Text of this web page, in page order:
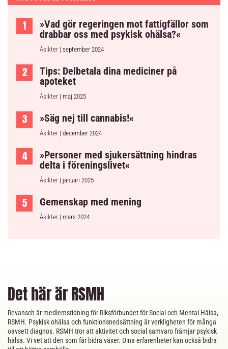
»Vad gör regeringen mot fattigfällor som
drabbar oss med psykisk ohälsa?«
Åsikter | september 2024
Tips: Delbetala dina mediciner på
apoteket
Åsikter | maj 2025
»Säg nej till cannabis!«
Åsikter | december 2024
»Personer med sjukersättning hindras
delta i föreningslivet«
Åsikter | januari 2025
Gemenskap med mening
Åsikter | mars 2024
Det här är RSMH
Revansch är medlemstidning för Riksförbundet för Social och Mental Hälsa,
RSMH. Psykisk ohälsa och funktionsnedsättning är verkligheten för många
oavsett diagnos. RSMH tror att aktivitet och social samvaro främjar psykisk
hälsa. Vi vet att den som får bidra växer. Dina erfarenheter kan också bidra